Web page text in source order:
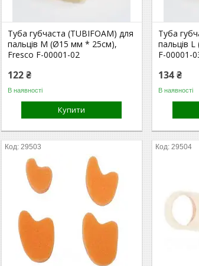
Туба губчаста (TUBIFOAM) для
пальців M (Ø15 мм * 25см),
Fresco F-00001-02
122 ₴
В наявності
Купити
Туба
пальців
F-00001-
134 ₴
В наявності
29503 29504